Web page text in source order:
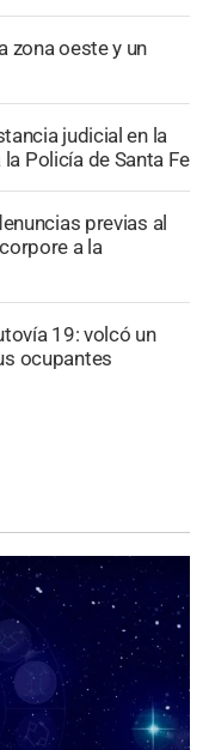
zona oeste y un
judicial en la
Policía de Santa Fe
previas al
a la
19: volcó un
ocupantes